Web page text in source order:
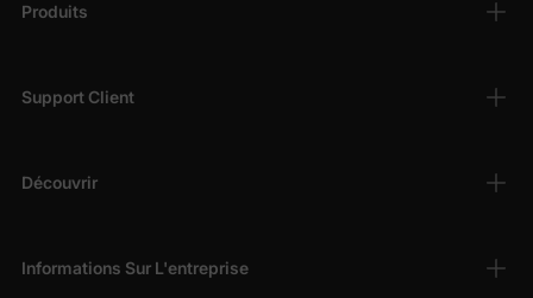
Produits
Support Client
Découvrir
Informations Sur L'entreprise